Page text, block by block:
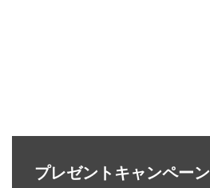
プレゼントキャンペーン